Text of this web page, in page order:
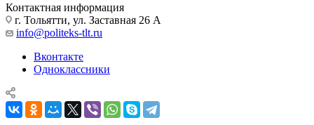
Контактная информация
г. Тольятти, ул. Заставная 26 А
info@politeks-tlt.ru
Вконтакте
Одноклассники